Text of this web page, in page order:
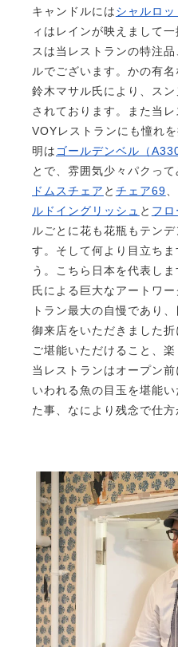
キャンドルにはシャルロ
ィはレインが映えまして
スは当レストランの特注
ルでございます。かの有
鈴木マサル氏により、ス
されております。また当
VOYレストランにも憧れ
明は ゴールデンベル（
とで、雰囲気少々パクっ
ドムスチェア と チェア69
ルドイングリッシュ と フロ
ルごとに花も花瓶もテン
す。そして何より目立ち
う。こちら日本を代表し
氏による巨大なアートワ
トラン最大の自慢であり
御来店をいただきました
ご堪能いただけること、
当レストランはオープン
いわれる魚の目玉を堪能
た事、なにより残念で仕方